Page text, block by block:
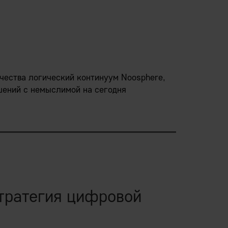
логический континуум Noosphere,
с немыслимой на сегодня
мгновенно
цифровой